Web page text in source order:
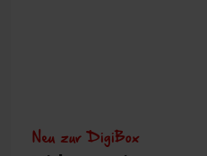
Neu zur DigiBox